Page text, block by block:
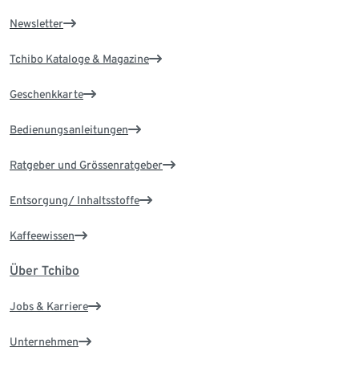
Newsletter
Tchibo Kataloge & Magazine
Geschenkkarte
Bedienungsanleitungen
Ratgeber und Grössenratgeber
Entsorgung/ Inhaltsstoffe
Kaffeewissen
Über Tchibo
Jobs & Karriere
Unternehmen